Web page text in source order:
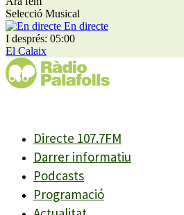
Selecció Musical
En directe
I després: 05:00
El Calaix
Directe 107.7FM
Darrer informatiu
Podcasts
Programació